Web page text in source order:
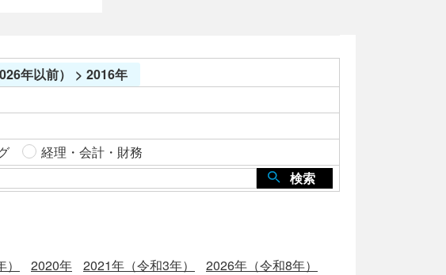
年以前） > 2016年
経理・会計・財務
検索
2020年 2021年（令和3年）
2026年（令和8年）